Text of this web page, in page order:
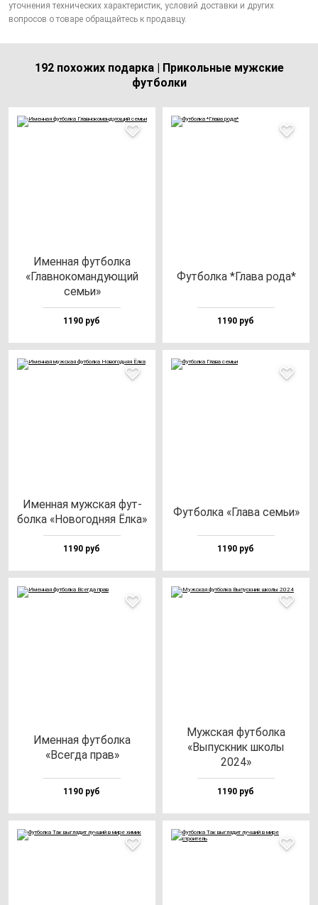
уточнения технических характеристик, условий доставки и других
вопросов о товаре обращайтесь к продавцу.
192 похожих подарка | Прикольные мужские
футболки
Имен­ная фут­бол­ка
«Глав­но­ко­ман­ду­ющий
семьи»
1190 руб
Фут­бол­ка *Гла­ва ро­да*
1190 руб
Имен­ная муж­ская фут­
бол­ка «Ново­год­няя Ёлка»
1190 руб
Фут­бол­ка «Гла­ва семьи»
1190 руб
Имен­ная фут­бол­ка
«Всег­да прав»
1190 руб
Муж­ская фут­бол­ка
«Выпус­кник шко­лы
2024»
1190 руб